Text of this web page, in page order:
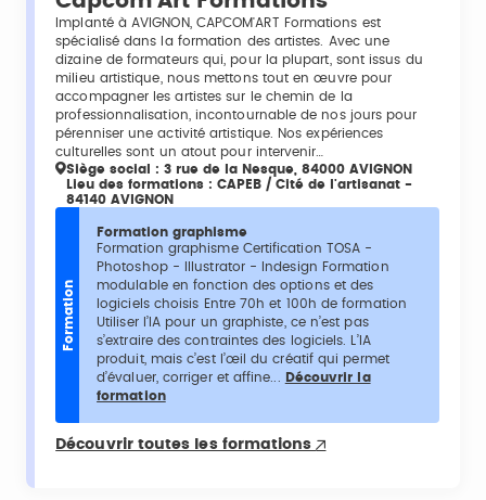
Implanté à AVIGNON, CAPCOM'ART Formations est
spécialisé dans la formation des artistes. Avec une
dizaine de formateurs qui, pour la plupart, sont issus du
milieu artistique, nous mettons tout en œuvre pour
accompagner les artistes sur le chemin de la
professionnalisation, incontournable de nos jours pour
pérenniser une activité artistique. Nos expériences
culturelles sont un atout pour intervenir…
Siège social : 3 rue de la Nesque, 84000 AVIGNON
Lieu des formations : CAPEB / Cité de l'artisanat -
84140 AVIGNON
Formation
Formation graphisme
Formation graphisme Certification TOSA -
Photoshop - Illustrator - Indesign Formation
modulable en fonction des options et des
logiciels choisis Entre 70h et 100h de formation
Utiliser l’IA pour un graphiste, ce n’est pas
s’extraire des contraintes des logiciels. L’IA
produit, mais c’est l’œil du créatif qui permet
d’évaluer, corriger et affine...
Découvrir la
formation
Découvrir toutes les formations